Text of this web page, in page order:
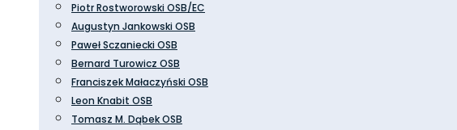
Piotr Rostworowski OSB/EC
Augustyn Jankowski OSB
Paweł Sczaniecki OSB
Bernard Turowicz OSB
Franciszek Małaczyński OSB
Leon Knabit OSB
Tomasz M. Dąbek OSB